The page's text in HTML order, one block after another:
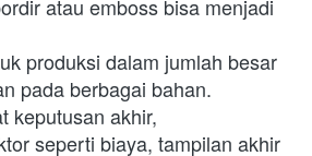
atau emboss bisa menjadi
produksi dalam jumlah besar
pada berbagai bahan.
keputusan akhir,
seperti biaya, tampilan akhir